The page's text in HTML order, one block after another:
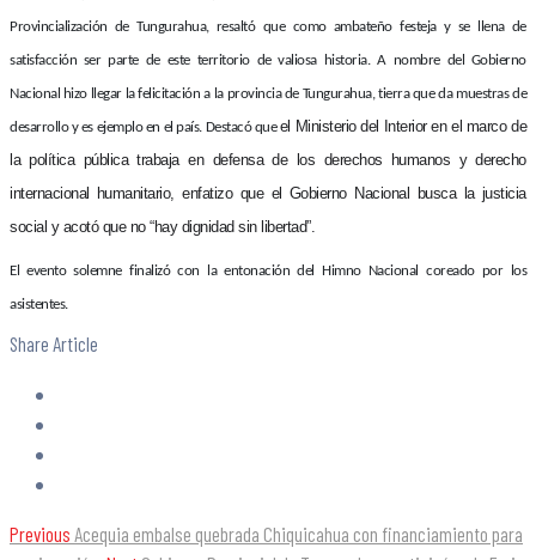
Provincialización de Tungurahua, resaltó que como ambateño festeja y se llena de
satisfacción ser parte de este territorio de valiosa historia. A nombre del Gobierno
Nacional hizo llegar la felicitación a la provincia de Tungurahua, tierra que da muestras de
desarrollo y es ejemplo en el país. Destacó queel Ministerio del Interior en el marco de
la política pública trabaja en defensa de los derechos humanos y derecho
internacional humanitario, enfatizo que el Gobierno Nacional busca la justicia
social y acotó que no “hay dignidad sin libertad”.
El evento solemne finalizó con la entonación del Himno Nacional coreado por los
asistentes.
Share Article
Previous Acequia embalse quebrada Chiquicahua con financiamiento para